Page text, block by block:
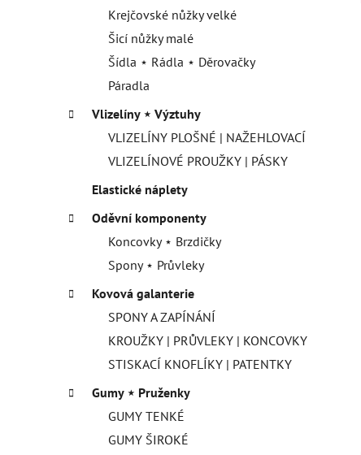
Krejčovské nůžky velké
Šicí nůžky malé
Šídla ⋆ Rádla ⋆ Děrovačky
Páradla
Vlizelíny ⋆ Výztuhy
VLIZELÍNY PLOŠNÉ | NAŽEHLOVACÍ
VLIZELÍNOVÉ PROUŽKY | PÁSKY
Elastické náplety
Oděvní komponenty
Koncovky ⋆ Brzdičky
Spony ⋆ Průvleky
Kovová galanterie
SPONY A ZAPÍNÁNÍ
KROUŽKY | PRŮVLEKY | KONCOVKY
STISKACÍ KNOFLÍKY | PATENTKY
Gumy ⋆ Pruženky
GUMY TENKÉ
GUMY ŠIROKÉ